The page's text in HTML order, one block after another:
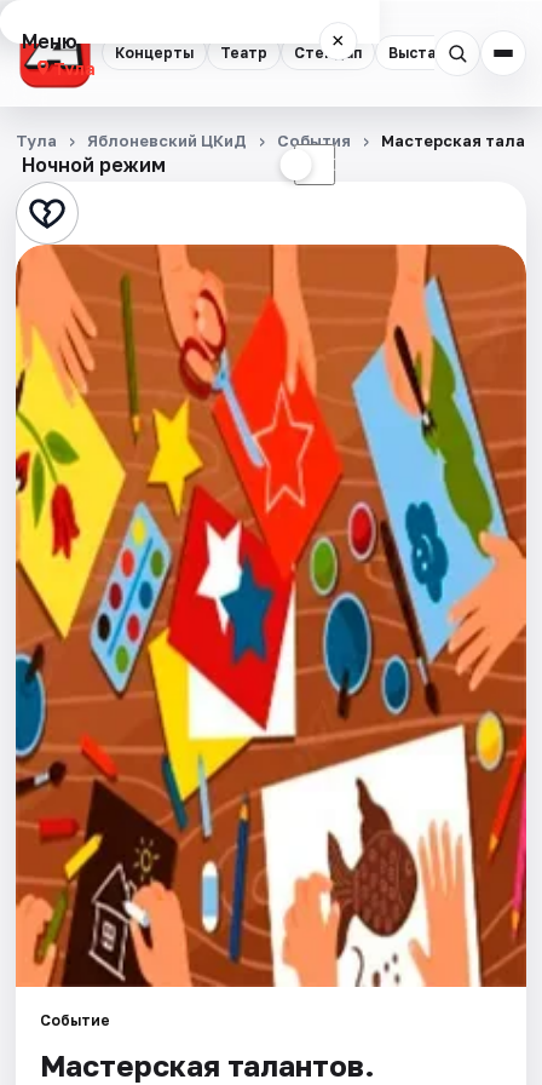
Концерты Театр Стендап Выставки
Меню ×
Тула
Концерты
Театр
Стендап
Выставки
Квесты
Экскурсии
Спорт
События
Города
Площадки
Артисты
Рейтинги
Ночной режим ☾
Тула Яблоневский ЦКиД События Мастерская
Событие
Мастерская талантов.